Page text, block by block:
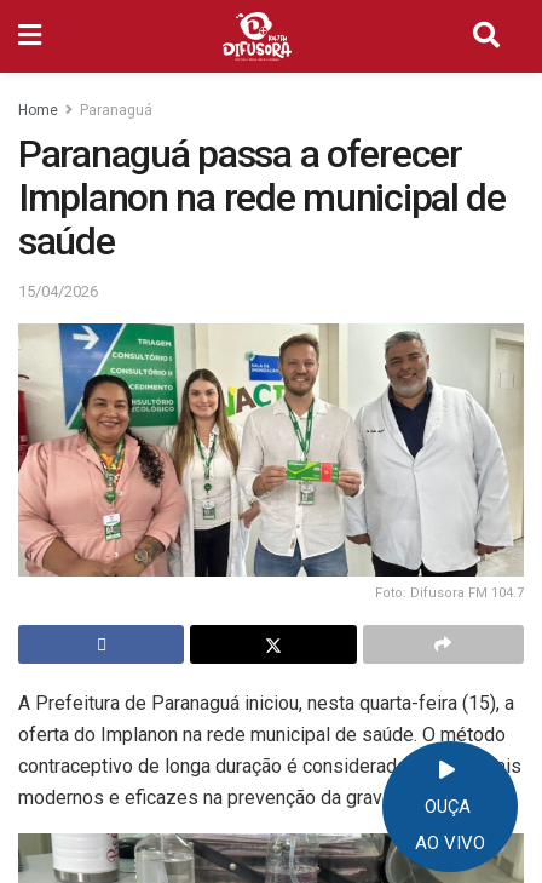
OUÇA
AO VIVO
Home Paranaguá
Paranaguá passa a oferecer
Implanon na rede municipal de
saúde
15/04/2026
Foto: Difusora FM 104.7
A Prefeitura de Paranaguá iniciou, nesta quarta-feira (15), a
oferta do Implanon na rede municipal de saúde. O método
contraceptivo de longa duração é considerado um dos mais
modernos e eficazes na prevenção da gravidez.